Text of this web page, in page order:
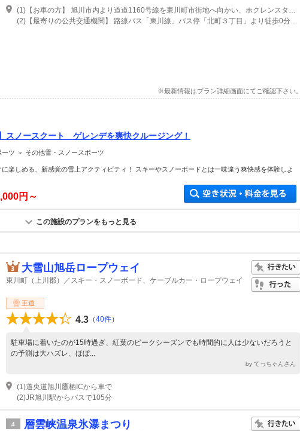
(1)【お車の方】 旭川市内より道道1160号線を東川町市街地へ向かい、ホクレンスタンドの信号を過ぎすぐ右手のレンガ壁の建物です。「HAC」の看板が目印です。
(2)【最寄りの公共交通機関】 路線バス「東川線」バス停「北町３丁目」より徒歩0分（旭川電気軌道） ※旭川駅発着（旭川空港経由あり）
※最新情報はプラン詳細画面にてご確認下さい。
スノースクート ゲレンデを爽快クルージング！
ーツ ＞ その他雪・スノースポーツ
楽しめる、新感覚の雪上アクティビティ！ スキーやスノーボードとは一味違う爽快感を体験しよ
円～
この施設のプランをもっと見る
大雪山旭岳ロープウェイ
東川町（上川郡）／スキー・スノーボード、ケーブルカー・ロープウェイ
王道
4.3 （40件）
駐車場に着いたのが15時過ぎ、紅葉のピークシーズンでも時間的に人は少ないだろうと
の予測は大ハズレ、ほぼ...
by てっちゃんさん
(1)道央道旭川鷹栖ICから車で
(2)JR旭川駅からバスで105分
4 層雲峡温泉氷瀑まつり